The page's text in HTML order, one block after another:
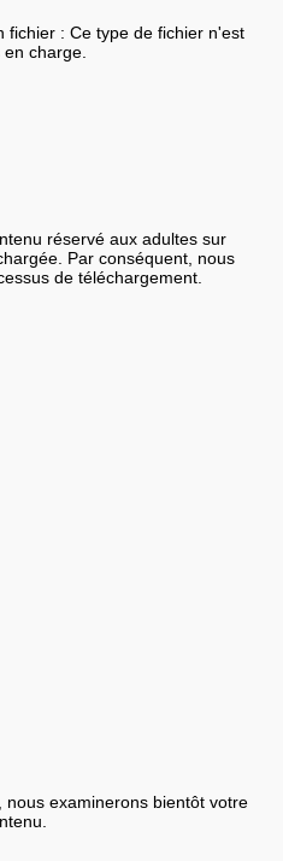
fichier : Ce type de fichier n'est
charge.
réservé aux adultes sur
Par conséquent, nous
de téléchargement.
examinerons bientôt votre